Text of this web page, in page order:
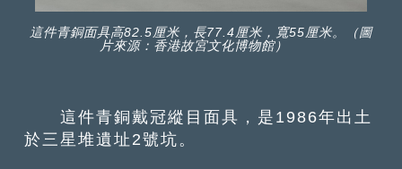
這件青銅面具高82.5厘米，長77.4厘米，寬55厘米。（圖
片來源：香港故宮文化博物館）
這件青銅戴冠縱目面具，是1986年出土
於三星堆遺址2號坑。